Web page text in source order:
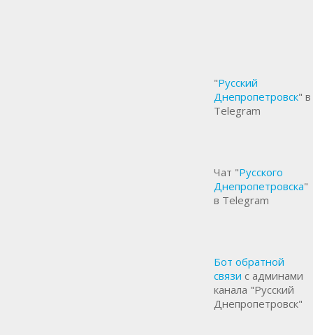
"Русский
Днепропетровск" в
Telegram
Чат "Русского
Днепропетровска"
в Telegram
Бот обратной
связи с админами
канала "Русский
Днепропетровск"